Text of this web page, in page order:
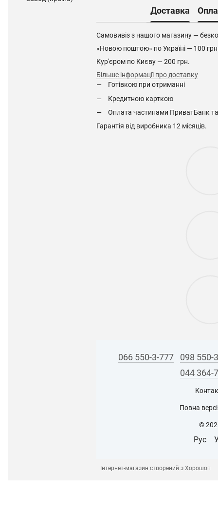
Доставка
Самовивіз з нашого магазину —
«Новою поштою» по Україні — 100
Кур'єром по Києву — 200 грн.
Більше інформації про доставку
Готівкою при отриманні
Кредитною карткою
Оплата частинами ПриватБанк
Гарантія від виробника 12 місяців.
066 550-3-777
098 550-
044 364-
Повна
©
Рус
Інтернет-магазин створений з Хорошоп